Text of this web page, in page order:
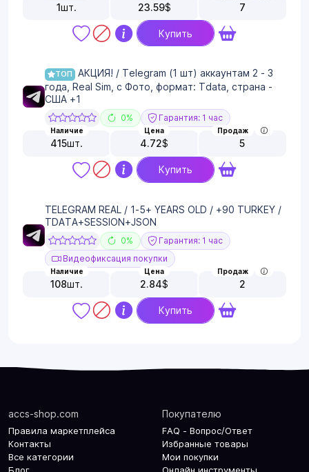
1шт. 23.59$ 7
Купить
ТОП
АКЦИЯ! / Telegram (1 шт) аккаунтам 2 - 3
года, Real Sim, с Фото, формат: Tdata, страна -
США +1
0% Гарантия: 1 час
Наличие
415шт.
Цена
4.72$
Продаж
5
Купить
TELEGRAM REAL / 1-5+ YEARS OLD / +90 TURKEY /
TDATA+SESSION+JSON
0%
Гарантия: 1 час
Видеофиксация покупки
Наличие
108шт.
Цена
2.84$
Продаж
2
Купить
accs-shop.com
Правила маркетплейса
Контакты
Все категории
Покупателю
FAQ - Вопрос/Ответ
Избранные товары
Мои покупки